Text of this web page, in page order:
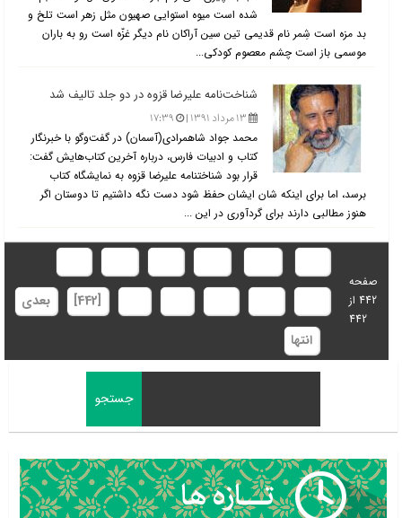
شده است میوه استوایی صهیون مثل زهر است تلخ و
بد مزه است شِمر نام قدیمی تین سین آراکان نام دیگر غزّه است رو به باران
موسمی باز است چشم معصوم کودکی...
شناخت‌نامه علیرضا قزوه در دو جلد تالیف شد
۱۳ مرداد ۱۳۹۱ | ۱۷:۳۹
محمد جواد شاهمرادی(آسمان) در گفت‌وگو با خبرنگار
کتاب و ادبیات فارس، درباره آخرین کتاب‌هایش گفت:
قرار بود شناختنامه علیرضا قزوه به نمایشگاه کتاب
برسد، اما برای اینکه شان ایشان حفظ شود دست نگه داشتیم تا دوستان اگر
هنوز مطالبی دارند برای گردآوری در این ...
صفحه
442 از
442
[442]
بعدی
انتها